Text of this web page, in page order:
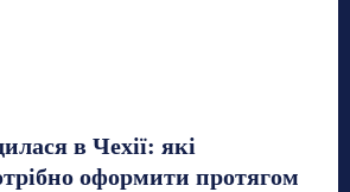
в Чехії: які
оформити протягом